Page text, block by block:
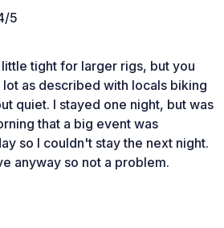
5
tight for larger rigs, but you
as described with locals biking
quiet. I stayed one night, but was
that a big event was
so I couldn't stay the next night.
anyway so not a problem.